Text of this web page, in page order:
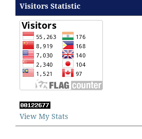
Visitors Statistic
View My Stats